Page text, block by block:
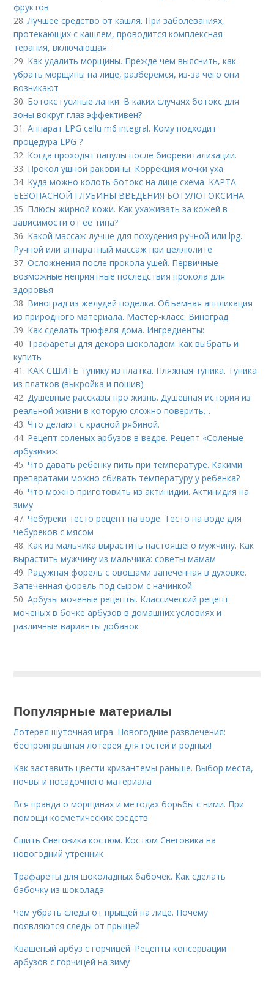
фруктов
28. Лучшее средство от кашля. При заболеваниях,
протекающих с кашлем, проводится комплексная
терапия, включающая:
29. Как удалить морщины. Прежде чем выяснить, как
убрать морщины на лице, разберёмся, из-за чего они
возникают
30. Ботокс гусиные лапки. В каких случаях ботокс для
зоны вокруг глаз эффективен?
31.Аппарат LPG cellu m6 integral. Кому подходит
процедура LPG ?
32. Когда проходят папулы после биоревитализации.
33. Прокол ушной раковины. Коррекция мочки уха
34. Куда можно колоть ботокс на лице схема. КАРТА
БЕЗОПАСНОЙ ГЛУБИНЫ ВВЕДЕНИЯ БОТУЛОТОКСИНА
35. Плюсы жирной кожи. Как ухаживать за кожей в
зависимости от ее типа?
36. Какой массаж лучше для похудения ручной или lpg.
Ручной или аппаратный массаж при целлюлите
37.Осложнения после прокола ушей. Первичные
возможные неприятные последствия прокола для
здоровья
38. Виноград из желудей поделка. Объемная аппликация
из природного материала. Мастер-класс: Виноград
39. Как сделать трюфеля дома. Ингредиенты:
40. Трафареты для декора шоколадом: как выбрать и
купить
41. КАК СШИТЬ тунику из платка. Пляжная туника. Туника
из платков (выкройка и пошив)
42. Душевные рассказы про жизнь. Душевная история из
реальной жизни в которую сложно поверить…
43.Что делают с красной рябиной.
44. Рецепт соленых арбузов в ведре. Рецепт «Соленые
арбузики»:
45.Что давать ребенку пить при температуре. Какими
препаратами можно сбивать температуру у ребенка?
46.Что можно приготовить из актинидии. Актинидия на
зиму
47.Чебуреки тесто рецепт на воде. Тесто на воде для
чебуреков с мясом
48. Как из мальчика вырастить настоящего мужчину. Как
вырастить мужчину из мальчика: советы мамам
49. Радужная форель с овощами запеченная в духовке.
Запеченная форель под сыром с начинкой
50.Арбузы моченые рецепты. Классический рецепт
моченых в бочке арбузов в домашних условиях и
различные варианты добавок
Популярные материалы
Лотерея шуточная игра. Новогодние развлечения:
беспроигрышная лотерея для гостей и родных!
Как заставить цвести хризантемы раньше. Выбор места,
почвы и посадочного материала
Вся правда о морщинах и методах борьбы с ними. При
помощи косметических средств
Сшить Снеговика костюм. Костюм Снеговика на
новогодний утренник
Трафареты для шоколадных бабочек. Как сделать
бабочку из шоколада.
Чем убрать следы от прыщей на лице. Почему
появляются следы от прыщей
Квашеный арбуз с горчицей. Рецепты консервации
арбузов с горчицей на зиму